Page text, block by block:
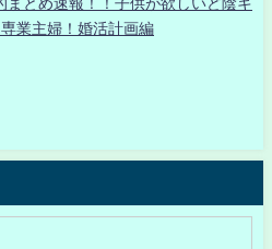
まとめ速報！！子供が欲しいど陰キ
業主婦！婚活計画編